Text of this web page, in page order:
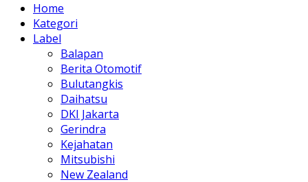
Home
Kategori
Label
Balapan
Berita Otomotif
Bulutangkis
Daihatsu
DKI Jakarta
Gerindra
Kejahatan
Mitsubishi
New Zealand